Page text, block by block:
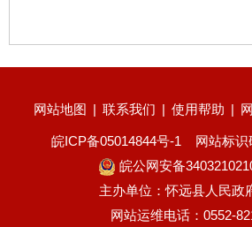
网站地图 | 联系我们 | 使用帮助 |
皖ICP备05014844号-1
网站标识
皖公网安备
主办单位：怀远县人民政
网站运维电话：0552-